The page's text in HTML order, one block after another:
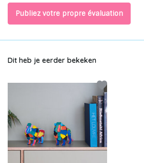
Publiez votre propre évaluation
Dit heb je eerder bekeken